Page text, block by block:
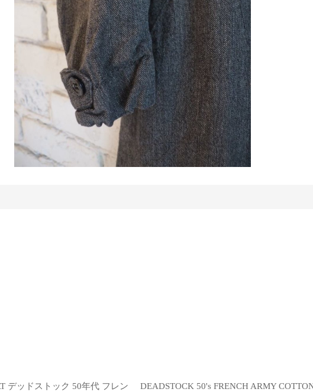
デッドストック 50年代 フレン DEADSTOCK 50's FRENCH ARMY